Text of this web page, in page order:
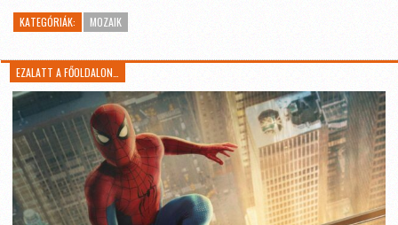
KATEGÓRIÁK: MOZAIK
EZALATT A FŐOLDALON…